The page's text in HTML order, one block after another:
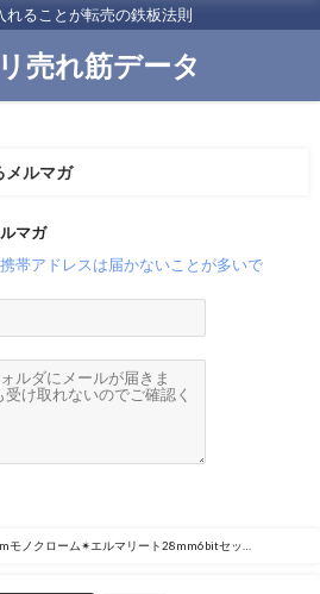
れることが転売の鉄板法則
売れ筋データ
メルマガ
マガ
帯アドレスは届かないことが多いで
モノクローム✴︎エルマリート28mm6bitセッ